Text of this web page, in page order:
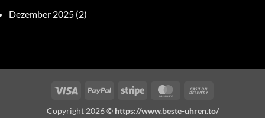
Dezember 2025 (2)
Visa PayPal Stripe MasterCard
Copyright 2026 © https://www.beste-uhren.to/